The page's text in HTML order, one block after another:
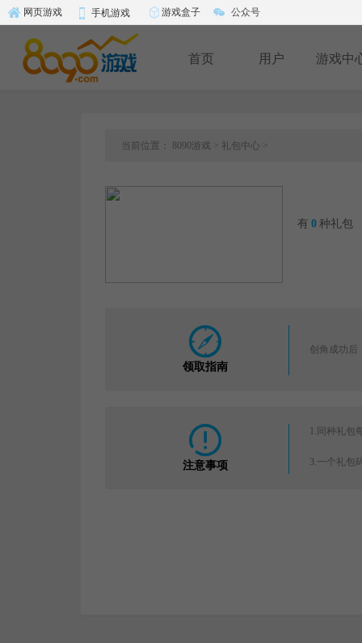
网页游戏 手机游戏 游戏盒子 公众号
首页 用户 游戏中
当前位置： 8090游戏 > 礼包中心 >
有 0 种礼包
领取指南
创角成功后
注意事项
1.同种礼
3.一个礼包